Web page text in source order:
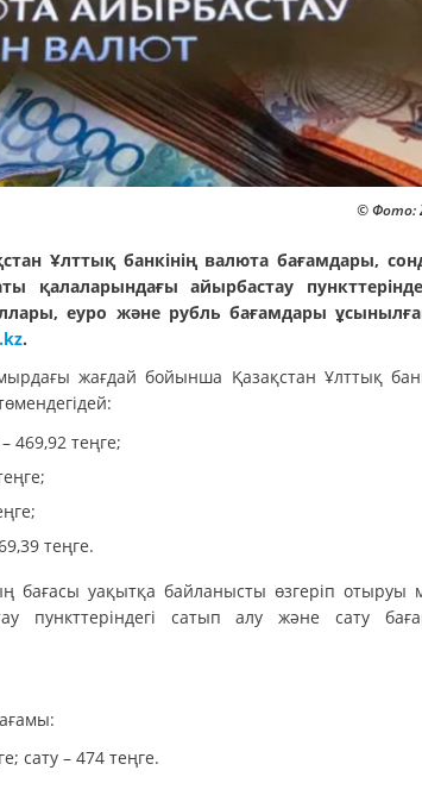
© Фото:
Ұлттық банкінің валюта бағамдары,
қалаларындағы айырбастау
еуро және рубль бағамдары
.
жағдай бойынша Қазақстан Ұлттық
469,92 теңге;
теңге.
бағасы уақытқа байланысты өзгеріп отыруы
пункттеріндегі сатып алу және сату
сату – 474 теңге.